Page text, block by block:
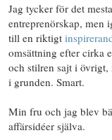
Jag tycker för det
entreprenörskap, men
till en riktigt
omsättning efter cirka
och stilren sajt i
i grunden. Smart.
Min fru och jag blev
affärsidéer själva.